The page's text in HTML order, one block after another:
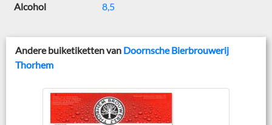
Alcohol 8,5
Andere buiketiketten van Doornsche Bierbrouwerij
Thorhem